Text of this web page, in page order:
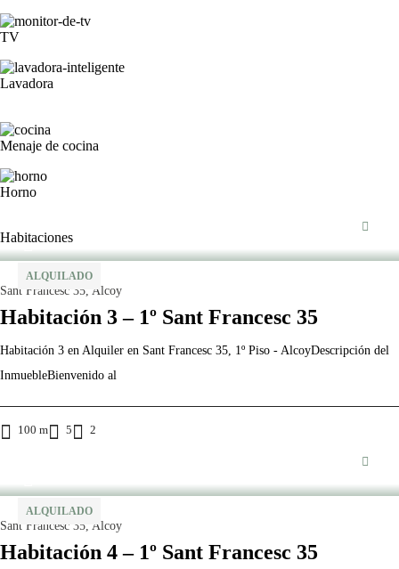
TV
Lavadora
Menaje de cocina
Horno
Habitaciones
ALQUILADO
Sant Francesc 35, Alcoy
Habitación 3 – 1º Sant Francesc 35
Habitación 3 en Alquiler en Sant Francesc 35, 1º Piso - AlcoyDescripción del
InmuebleBienvenido al
100 m 5 2
ALQUILADO
Sant Francesc 35, Alcoy
Habitación 4 – 1º Sant Francesc 35